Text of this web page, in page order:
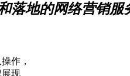
落地的网络营销服
作，
展现